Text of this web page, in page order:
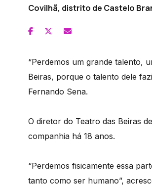
Covilhã, distrito de Castelo
“Perdemos um grande talento,
Beiras, porque o talento dele
Fernando Sena.
O diretor do Teatro das Beiras
companhia há 18 anos.
“Perdemos fisicamente essa
tanto como ser humano”,